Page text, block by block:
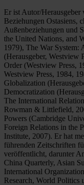
Er ist Autor/Herausgeber
Beziehungen Ostasiens,
Außenbeziehungen und
the United Nations, and
1979), The War System:
(Herausgeber, Westview
Order (Westview Press,
Westview Press, 1984,
Globalization
Democratization
The International
Rowman & Littlefield,
Powers (Cambridge
Foreign Relations in the
Institute, 2007). Er hat
führenden Zeitschriften
veröffentlicht, darunter
China Quarterly, Asian
International
Research, World Politics